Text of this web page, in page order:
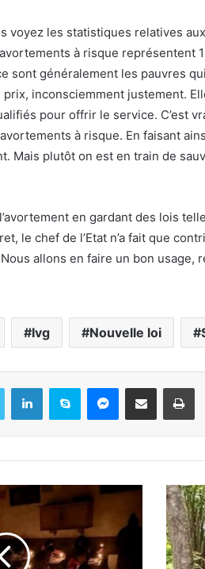
voyez les statistiques relatives
à risque représentent
sont généralement les pauvres
inconsciemment justement.
pour offrir le service. C’est
à risque. En faisant
Mais plutôt on est en train de
en gardant des lois
le chef de l’Etat n’a fait que
allons en faire un bon
Ivg Nouvelle loi